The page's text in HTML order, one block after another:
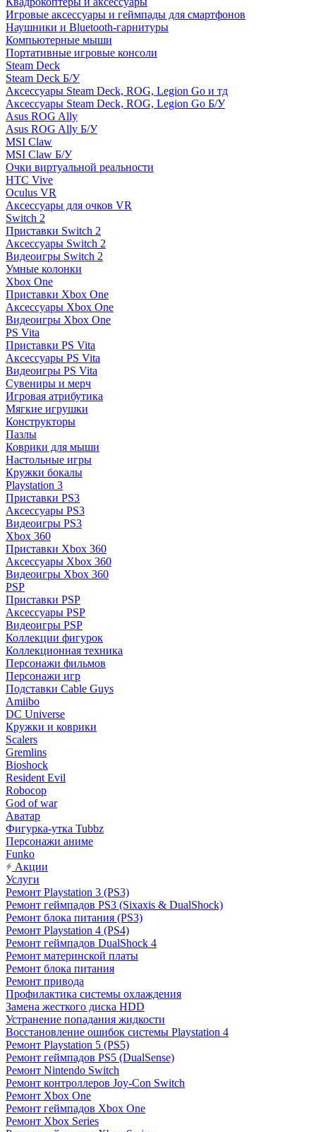
Игровые аксессуары и геймпады для смартфонов
Наушники и Bluetooth-гарнитуры
Компьютерные мыши
Портативные игровые консоли
Steam Deck
Steam Deck Б/У
Аксессуары Steam Deck, ROG, Legion Go и тд
Аксессуары Steam Deck, ROG, Legion Go Б/У
Asus ROG Ally
Asus ROG Ally Б/У
MSI Claw
MSI Claw Б/У
Очки виртуальной реальности
HTC Vive
Oculus VR
Аксессуары для очков VR
Switch 2
Приставки Switch 2
Аксессуары Switch 2
Видеоигры Switch 2
Умные колонки
Xbox One
Приставки Xbox One
Аксессуары Xbox One
Видеоигры Xbox One
PS Vita
Приставки PS Vita
Аксессуары PS Vita
Видеоигры PS Vita
Сувениры и мерч
Игровая атрибутика
Мягкие игрушки
Конструкторы
Пазлы
Коврики для мыши
Настольные игры
Кружки бокалы
Playstation 3
Приставки PS3
Аксессуары PS3
Видеоигры PS3
Xbox 360
Приставки Xbox 360
Аксессуары Xbox 360
Видеоигры Xbox 360
PSP
Приставки PSP
Аксессуары PSP
Видеоигры PSP
Коллекции фигурок
Коллекционная техника
Персонажи фильмов
Персонажи игр
Подставки Cable Guys
Amiibo
DC Universe
Кружки и коврики
Scalers
Gremlins
Bioshock
Resident Evil
Robocop
God of war
Аватар
Фигурка-утка Tubbz
Персонажи аниме
Funko
Акции
Услуги
Ремонт Playstation 3 (PS3)
Ремонт геймпадов PS3 (Sixaxis & DualShock)
Ремонт блока питания (PS3)
Ремонт Playstation 4 (PS4)
Ремонт геймпадов DualShock 4
Ремонт материнской платы
Ремонт блока питания
Ремонт привода
Профилактика системы охлаждения
Замена жесткого диска HDD
Устранение попадания жидкости
Восстановление ошибок системы Playstation 4
Ремонт Playstation 5 (PS5)
Ремонт геймпадов PS5 (DualSense)
Ремонт Nintendo Switch
Ремонт контроллеров Joy-Con Switch
Ремонт Xbox One
Ремонт геймпадов Xbox One
Ремонт Xbox Series